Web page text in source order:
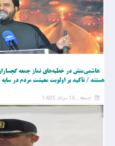
هاشمی‌منش در خطبه‌های نماز جمعه
هستند / تأکید بر اولویت معیشت مردم در
جمعه , 16 مرداد 1405